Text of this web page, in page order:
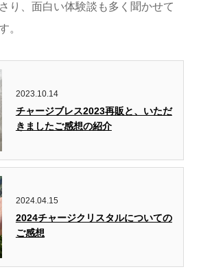
り、面白い体験談も多く聞かせて
。
2023.10.14
チャージブレス2023再販と、いただ
きましたご感想の紹介
2024.04.15
2024チャージクリスタルについての
ご感想